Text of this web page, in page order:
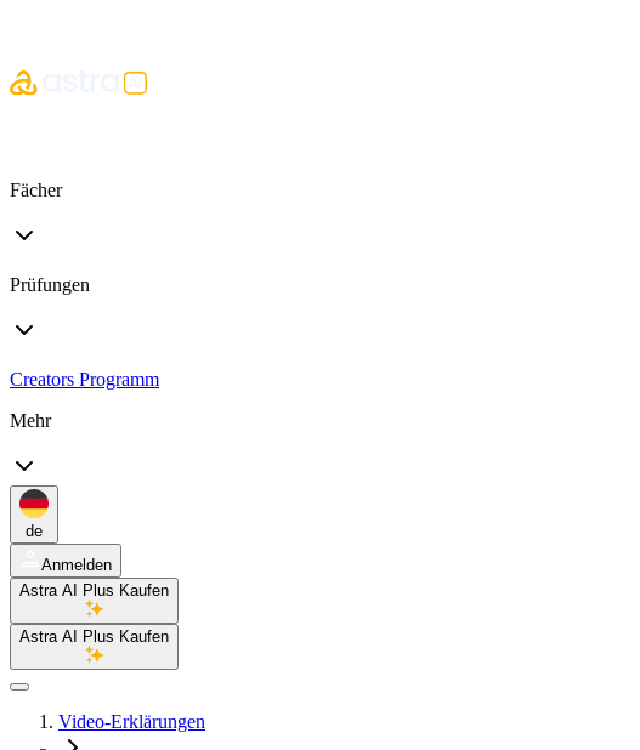
Fächer
Prüfungen
Creators Programm
Mehr
de
Anmelden
Astra AI Plus Kaufen
Astra AI Plus Kaufen
Video-Erklärungen